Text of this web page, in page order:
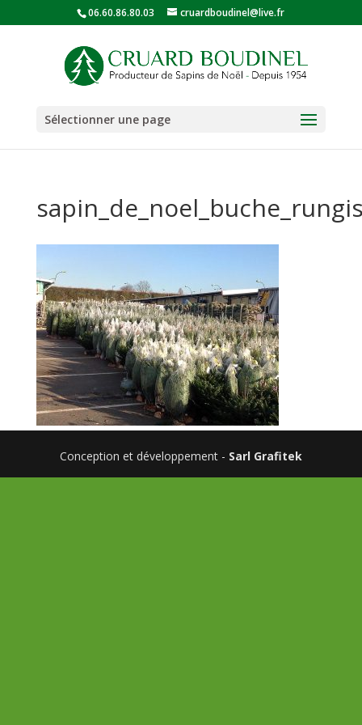
06.60.86.80.03 cruardboudinel@live.fr
Sélectionner une page
Conception et développement - Sarl Grafitek